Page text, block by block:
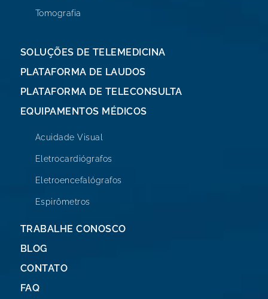
Tomografia
SOLUÇÕES DE TELEMEDICINA
PLATAFORMA DE LAUDOS
PLATAFORMA DE TELECONSULTA
EQUIPAMENTOS MÉDICOS
Acuidade Visual
Eletrocardiógrafos
Eletroencefalógrafos
Espirômetros
TRABALHE CONOSCO
BLOG
CONTATO
FAQ